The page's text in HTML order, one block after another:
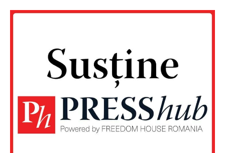
Un proiect
FREEDOM HOUSE ROMÂNIA